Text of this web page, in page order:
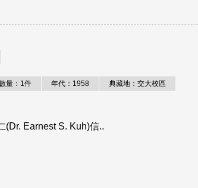
量：1件 年代：1958 典藏地：交大校區
(Dr. Earnest S. Kuh)信..